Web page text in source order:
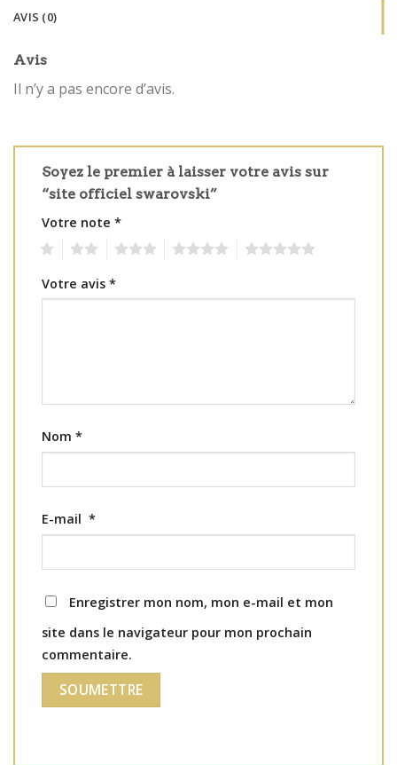
AVIS (0)
Avis
Il n’y a pas encore d’avis.
Soyez le premier à laisser votre avis sur
“site officiel swarovski”
Votre note *
Votre avis *
Nom *
E-mail *
Enregistrer mon nom, mon e-mail et mon
site dans le navigateur pour mon prochain
commentaire.